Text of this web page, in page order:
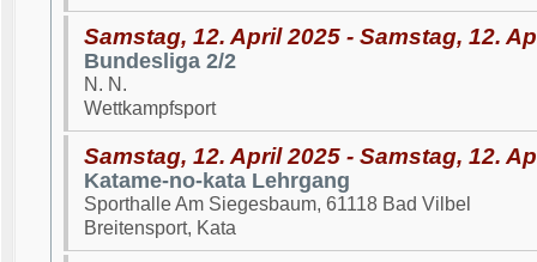
Samstag, 12. April 2025 - Samstag, 12.
Bundesliga 2/2
N. N.
Wettkampfsport
Samstag, 12. April 2025 - Samstag, 12.
Katame-no-kata Lehrgang
Sporthalle Am Siegesbaum, 61118 Bad Vilbel
Breitensport, Kata